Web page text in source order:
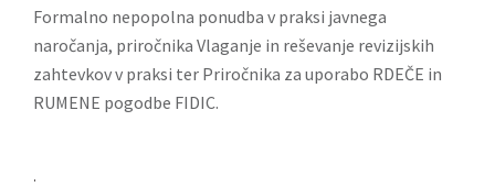
Formalno nepopolna ponudba v praksi javnega
naročanja, priročnika Vlaganje in reševanje revizijskih
zahtevkov v praksi ter Priročnika za uporabo RDEČE in
RUMENE pogodbe FIDIC.
.